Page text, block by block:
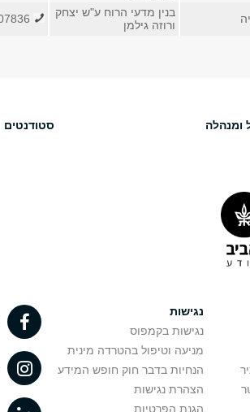
בנין מדעי הרוח ע"ש יצחק
ורוזה גילמן
ומנהלה סטודנטים
נגישות
נגישות בקמפוס
מניעה וטיפול בהטרדה מינית
הנחיות בדבר חוק חופש המידע
הצהרת נגישות
הגנת הפרטיות